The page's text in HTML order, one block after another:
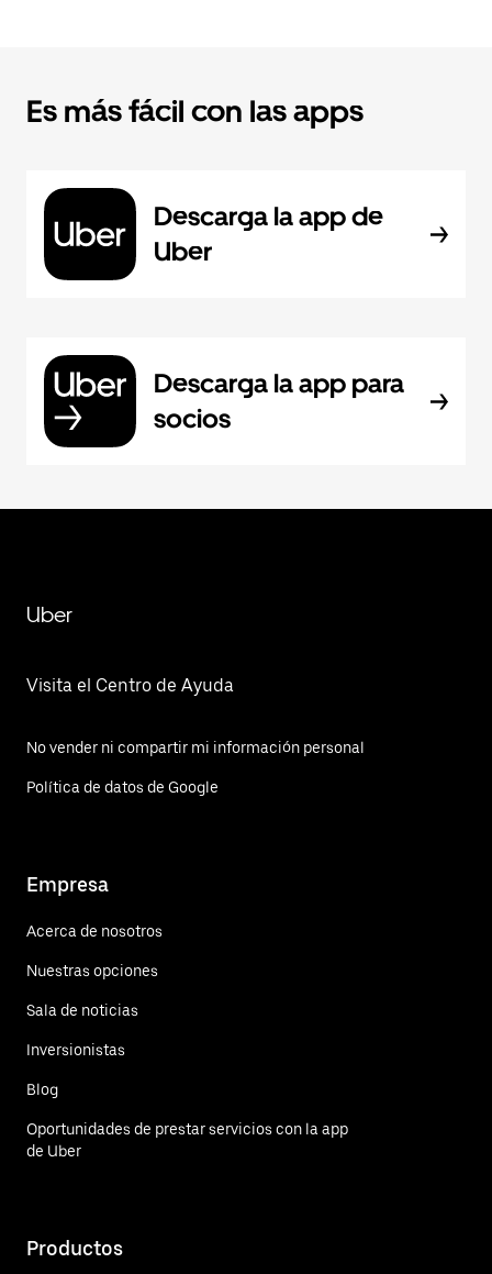
Es más fácil con las apps
Descarga la app de
Uber
Descarga la app para
socios
Uber
Visita el Centro de Ayuda
No vender ni compartir mi información personal
Política de datos de Google
Empresa
Acerca de nosotros
Nuestras opciones
Sala de noticias
Inversionistas
Blog
Oportunidades de prestar servicios con la app
de Uber
Productos